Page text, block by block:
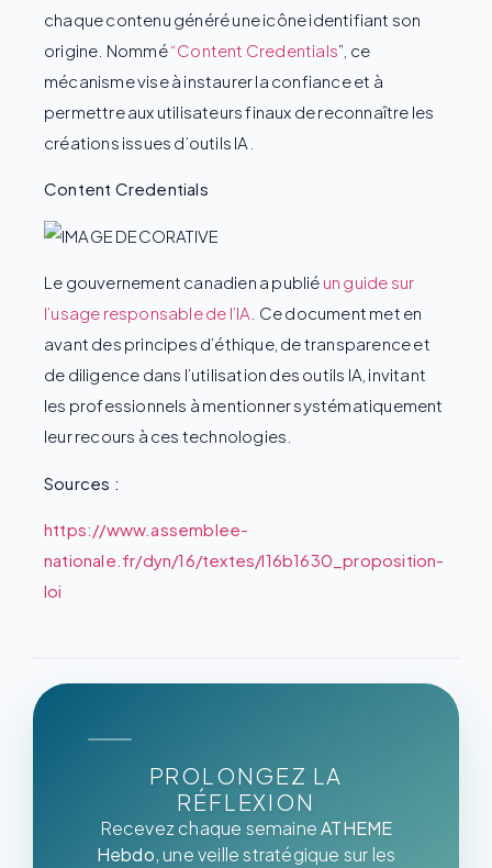
chaque contenu généré une icône identifiant son
origine. Nommé“Content Credentials”, ce
mécanisme vise à instaurer la confiance et à
permettre aux utilisateurs finaux de reconnaître les
créations issues d’outils IA.
Content Credentials
Le gouvernement canadien a publié un guide sur
l’usage responsable de l’IA . Ce document met en
avant des principes d’éthique, de transparence et
de diligence dans l’utilisation des outils IA, invitant
les professionnels à mentionner systématiquement
leur recours à ces technologies.
Sources :
https://www.assemblee-
nationale.fr/dyn/16/textes/l16b1630_proposition-
loi
PROLONGEZ LA
RÉFLEXION
Recevez chaque semaineATHEME
Hebdo, une veille stratégique sur les